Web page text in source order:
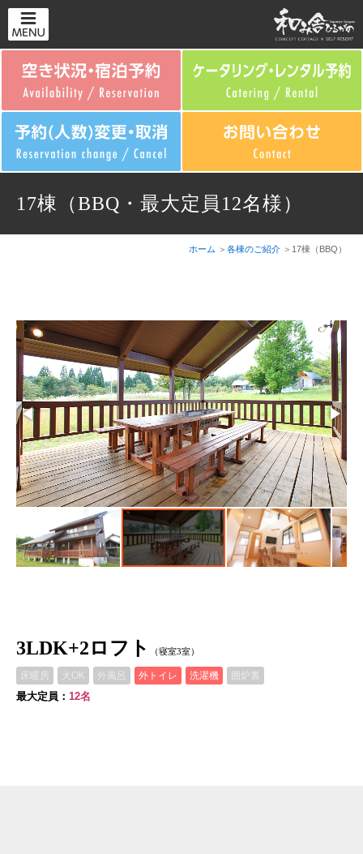
17棟（BBQ・最大定員12名様）
ホーム 各棟のご紹介 17棟（BBQ）
3LDK+2ロフト （寝室3室）
床暖房 犬OK 外風呂 外トイレ 洗濯機 囲炉裏
最大定員： 12名